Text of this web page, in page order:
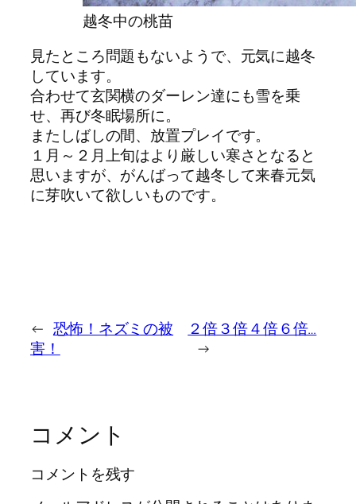
越冬中の桃苗
見たところ問題もないようで、元気に越冬
しています。
合わせて玄関横のダーレン達にも雪を乗
せ、再び冬眠場所に。
またしばしの間、放置プレイです。
１月～２月上旬はより厳しい寒さとなると
思いますが、がんばって越冬して来春元気
に芽吹いて欲しいものです。
← 恐怖！ネズミの被
害！
２倍３倍４倍６倍…
→
コメント
コメントを残す